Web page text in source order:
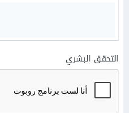
التحقق البشري